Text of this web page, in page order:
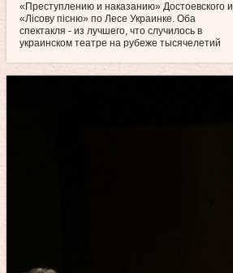
«Преступлению и наказанию» Достоевского и
«Лісову пісню» по Лесе Украинке. Оба
спектакля - из лучшего, что случилось в
украинском театре на рубеже тысячелетий